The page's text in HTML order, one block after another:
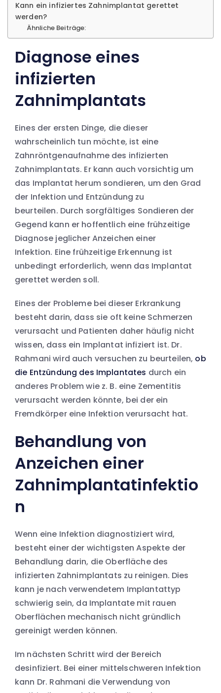
Kann ein infiziertes Zahnimplantat gerettet
werden?
Ähnliche Beiträge:
Diagnose eines
infizierten
Zahnimplantats
Eines der ersten Dinge, die dieser
wahrscheinlich tun möchte, ist eine
Zahnröntgenaufnahme des infizierten
Zahnimplantats. Er kann auch vorsichtig um
das Implantat herum sondieren, um den Grad
der Infektion und Entzündung zu
beurteilen. Durch sorgfältiges Sondieren der
Gegend kann er hoffentlich eine frühzeitige
Diagnose jeglicher Anzeichen einer
Infektion. Eine frühzeitige Erkennung ist
unbedingt erforderlich, wenn das Implantat
gerettet werden soll.
Eines der Probleme bei dieser Erkrankung
besteht darin, dass sie oft keine Schmerzen
verursacht und Patienten daher häufig nicht
wissen, dass ein Implantat infiziert ist. Dr.
Rahmani wird auch versuchen zu beurteilen, ob
die Entzündung des Implantates durch ein
anderes Problem wie z. B. eine Zementitis
verursacht werden könnte, bei der ein
Fremdkörper eine Infektion verursacht hat.
Behandlung von
Anzeichen einer
Zahnimplantatinfektio
n
Wenn eine Infektion diagnostiziert wird,
besteht einer der wichtigsten Aspekte der
Behandlung darin, die Oberfläche des
infizierten Zahnimplantats zu reinigen. Dies
kann je nach verwendetem Implantattyp
schwierig sein, da Implantate mit rauen
Oberflächen mechanisch nicht gründlich
gereinigt werden können.
Im nächsten Schritt wird der Bereich
desinfiziert. Bei einer mittelschweren Infektion
kann Dr. Rahmani die Verwendung von